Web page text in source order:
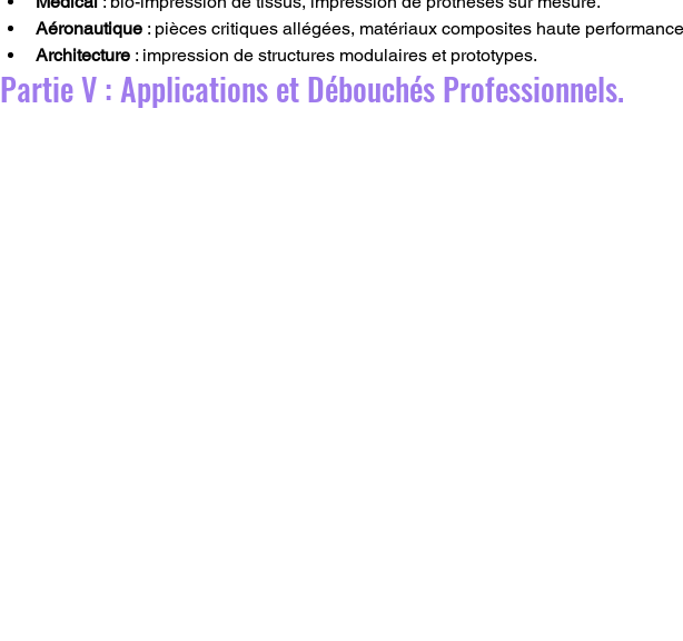
Aéronautique : pièces critiques allégées, matériaux composites haute
Architecture : impression de structures modulaires et prototypes.
Partie V : Applications et Débouchés Professionnels.